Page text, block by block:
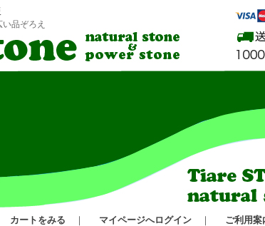
品ぞろえ
カートをみる ｜ マイページへログイン ｜ ご利用案